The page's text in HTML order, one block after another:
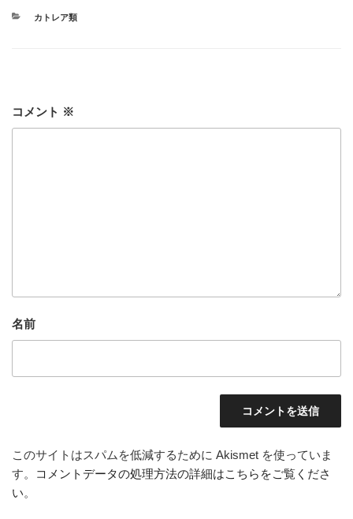
カ
カトレア類
コメント ※
名前
このサイトはスパムを低減するために Akismet を使っていま
す。
コメントデータの処理方法の詳細はこちらをご覧くださ
い。